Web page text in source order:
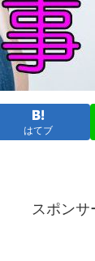
はてブ
スポンサ